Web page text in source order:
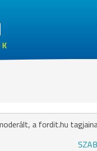
a fordit.hu